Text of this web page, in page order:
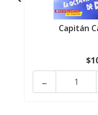
Capitán
-